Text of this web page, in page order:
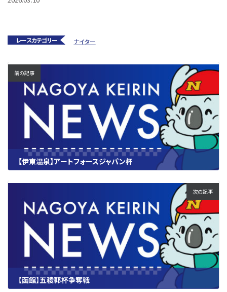
レースカテゴリー ナイター
前の記事
【伊東温泉】アートフォースジャパン杯
2026.03.10
次の記事
【函館】五稜郭杯争奪戦